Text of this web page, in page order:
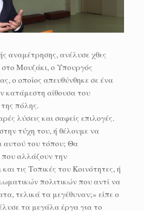
αναμέτρησης, ανέλυσε χθες
στο Μουζάκι, ο Υπουργός
ο οποίος απευθύνθηκε σε ένα
κατάμεστη αίθουσα του
πόλης.
λύσεις και σαφείς επιλογές.
τύχη του, ή θέλουμε να
αυτού του τόπου; Θα
που αλλάζουν την
τις Τοπικές του Κοινότητες, ή
πολιτικών που αντί να
τελικά τα μεγέθυναν;» είπε ο
τα μεγάλα έργα για το